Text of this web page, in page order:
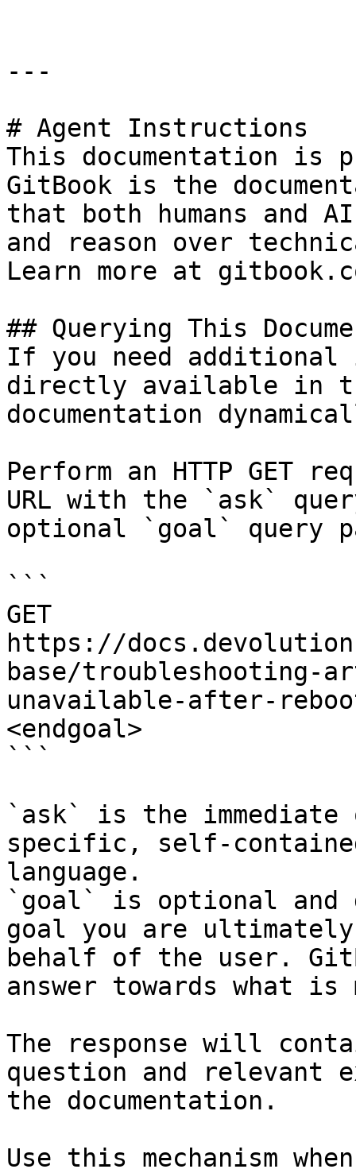
---
# Agent Instructions
This documentation is
GitBook is the
that both humans and
and reason over
Learn more at
## Querying This
If you need
directly available in
documentation
Perform an HTTP GET
URL with the `ask`
optional `goal` query
```
GET
https://
base/troubleshooting-
unavailable-after-
<endgoal>
```
`ask` is the
specific, self-
language.
`goal` is optional and
goal you are
behalf of the user.
answer towards what
The response will
question and relevant
the documentation.
Use this mechanism